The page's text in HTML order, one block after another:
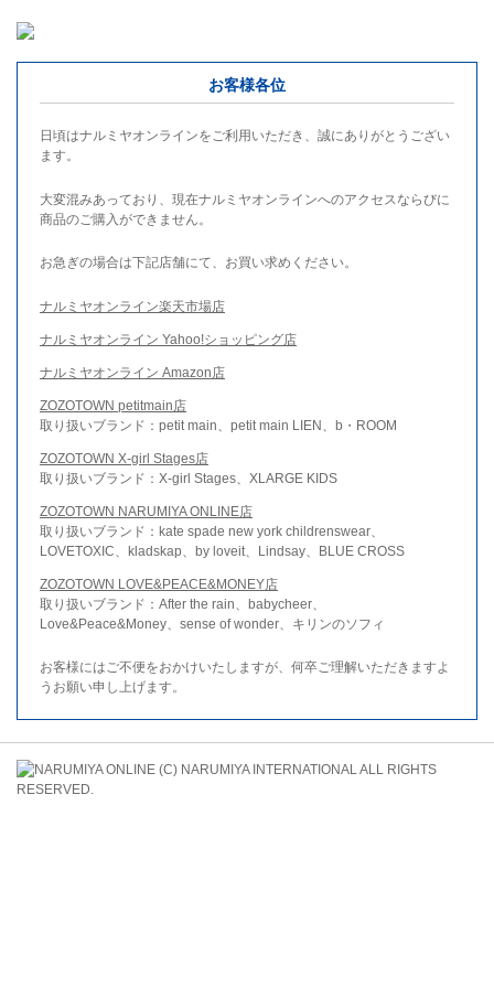
お客様各位
日頃はナルミヤオンラインをご利用いただき、誠にありがとうござい
ます。
大変混みあっており、現在ナルミヤオンラインへのアクセスならびに
商品のご購入ができません。
お急ぎの場合は下記店舗にて、お買い求めください。
ナルミヤオンライン楽天市場店
ナルミヤオンライン Yahoo!ショッピング店
ナルミヤオンライン Amazon店
ZOZOTOWN petitmain店
取り扱いブランド：petit main、petit main LIEN、b・ROOM
ZOZOTOWN X-girl Stages店
取り扱いブランド：X-girl Stages、XLARGE KIDS
ZOZOTOWN NARUMIYA ONLINE店
取り扱いブランド：kate spade new york childrenswear、
LOVETOXIC、kladskap、by loveit、Lindsay、BLUE CROSS
ZOZOTOWN LOVE&PEACE&MONEY店
取り扱いブランド：After the rain、babycheer、
Love&Peace&Money、sense of wonder、キリンのソフィ
お客様にはご不便をおかけいたしますが、何卒ご理解いただきますよ
うお願い申し上げます。